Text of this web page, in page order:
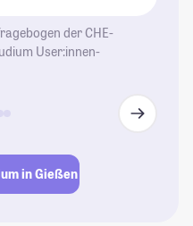
der CHE-
User:innen-
in Gießen